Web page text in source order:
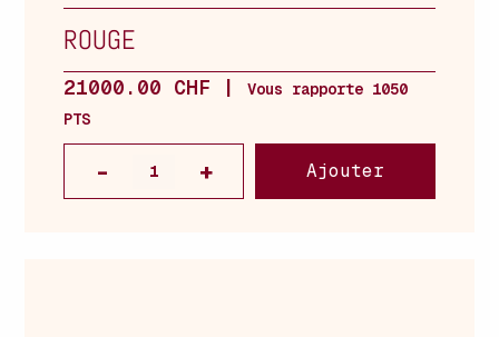
ROUGE
21000.00 CHF |
Vous rapporte 1050
PTS
Ajouter